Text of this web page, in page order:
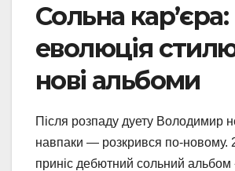
Сольна кар’єра:
еволюція
нові альбоми
Після розпаду дуету Володимир
навпаки — розкрився по-новому.
приніс дебютний сольний альбом